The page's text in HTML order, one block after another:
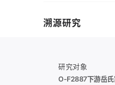
溯源研究
研究对象
O-F2887下游岳